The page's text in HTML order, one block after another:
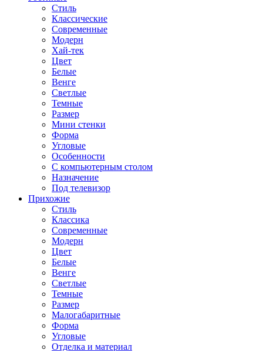
Стиль
Классические
Современные
Модерн
Хай-тек
Цвет
Белые
Венге
Светлые
Темные
Размер
Мини стенки
Форма
Угловые
Особенности
С компьютерным столом
Назначение
Под телевизор
Прихожие
Стиль
Классика
Современные
Модерн
Цвет
Белые
Венге
Светлые
Темные
Размер
Малогабаритные
Форма
Угловые
Отделка и материал